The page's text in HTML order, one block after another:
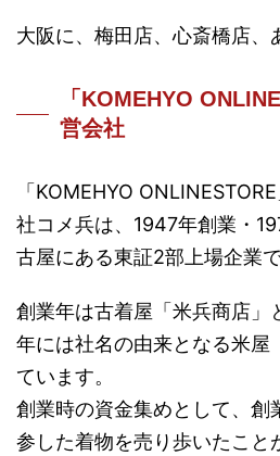
大阪に、梅田店、心斎橋店、
「KOMEHYO
営会社
「KOMEHYO
社コメ兵は、1947年創業・
古屋にある東証2部上場企業で
創業年は古着屋「米兵商店」
年には社名の由来となる米屋
ています。
創業時の資金集めとして、創
参した着物を売り歩いたこと